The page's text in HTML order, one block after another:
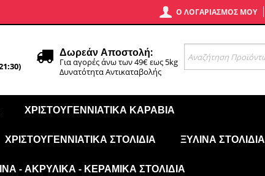
Ο ΛΟΓΑΡΙΑΣΜΌΣ ΜΟΥ
Δωρεάν Αποστολή:
Για αγορές άνω των 49€ εως 5kg
Δυνατότητα Αντικαταβολής
ΧΡΙΣΤΟΥΓΕΝΝΙΆΤΙΚΑ ΚΑΡΆΒΙΑ
ΧΡΙΣΤΟΥΓΕΝΝΙΆΤΙΚΑ ΣΤΟΛΊΔΙΑ ΞΎΛΙΝΑ ΣΤΟΛΊΔΙΑ
- ΑΚΡΥΛΙΚΆ - ΚΕΡΑΜΙΚΆ ΣΤΟΛΊΔΙΑ